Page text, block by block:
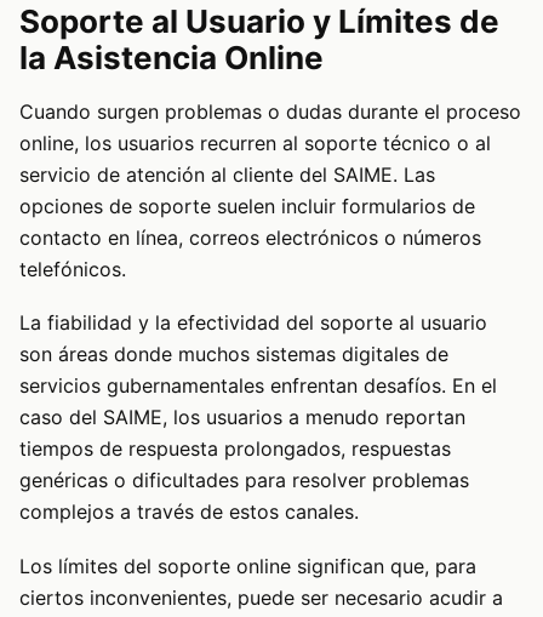
Soporte al Usuario y Límites de
la Asistencia Online
Cuando surgen problemas o dudas durante el proceso
online, los usuarios recurren al soporte técnico o al
servicio de atención al cliente del SAIME. Las
opciones de soporte suelen incluir formularios de
contacto en línea, correos electrónicos o números
telefónicos.
La fiabilidad y la efectividad del soporte al usuario
son áreas donde muchos sistemas digitales de
servicios gubernamentales enfrentan desafíos. En el
caso del SAIME, los usuarios a menudo reportan
tiempos de respuesta prolongados, respuestas
genéricas o dificultades para resolver problemas
complejos a través de estos canales.
Los límites del soporte online significan que, para
ciertos inconvenientes, puede ser necesario acudir a